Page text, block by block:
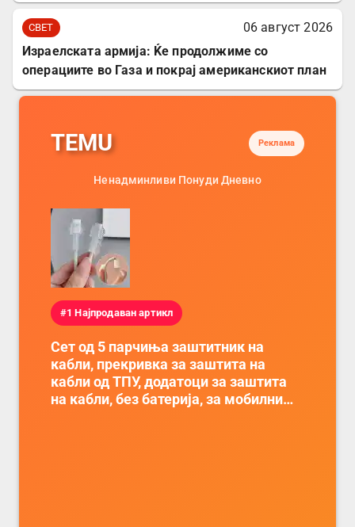
СВЕТ
06 август 2026
Израелската армија: Ќе продолжиме со
операциите во Газа и покрај американскиот план
TEMU Реклама
Ненадминливи Понуди Дневно
#1 Најпродаван артикл
Сет од 5 парчиња заштитник на
кабли, прекривка за заштита на
кабли од ТПУ, додатоци за заштита
на кабли, без батерија, за мобилни